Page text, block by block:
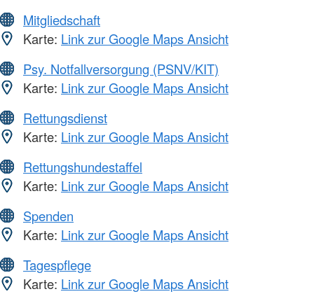
Mitgliedschaft
Karte: Link zur Google Maps Ansicht
Psy. Notfallversorgung (PSNV/KIT)
Karte: Link zur Google Maps Ansicht
Rettungsdienst
Karte: Link zur Google Maps Ansicht
Rettungshundestaffel
Karte: Link zur Google Maps Ansicht
Spenden
Karte: Link zur Google Maps Ansicht
Tagespflege
Karte: Link zur Google Maps Ansicht